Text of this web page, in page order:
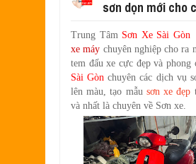
Jul
Jun
Mar
sơn dọn mới cho
Trung Tâm Sơn Xe Sài Gòn
xe máy chuyên nghiệp cho ra
tem đấu xe cực đẹp và phong
Sài Gòn chuyên các dịch vụ
lên màu, tạo mẫu sơn xe đẹp
và nhất là chuyên về Sơn xe.